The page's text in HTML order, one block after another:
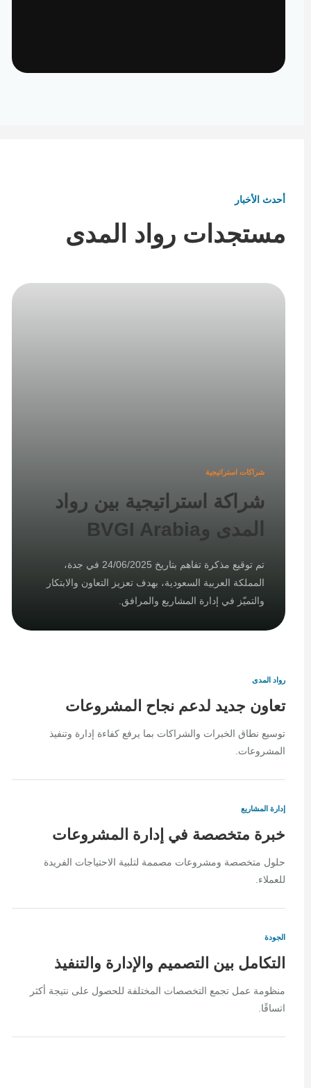
أحدث الأخبار
مستجدات رواد المدى
شراكات استراتيجية
شراكة استراتيجية بين رواد
المدى وBVGI Arabia
تم توقيع مذكرة تفاهم بتاريخ 24/06/2025 في جدة،
المملكة العربية السعودية، بهدف تعزيز التعاون والابتكار
والتميّز في إدارة المشاريع والمرافق.
رواد المدى
تعاون جديد لدعم نجاح المشروعات
توسيع نطاق الخبرات والشراكات بما يرفع كفاءة إدارة وتنفيذ
المشروعات.
إدارة المشاريع
خبرة متخصصة في إدارة المشروعات
حلول متخصصة ومشروعات مصممة لتلبية الاحتياجات الفريدة
للعملاء.
الجودة
التكامل بين التصميم والإدارة والتنفيذ
منظومة عمل تجمع التخصصات المختلفة للحصول على نتيجة أكثر
اتساقًا.